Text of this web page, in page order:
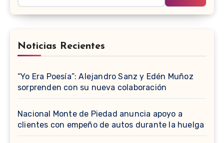
Noticias Recientes
“Yo Era Poesía”: Alejandro Sanz y Edén Muñoz
sorprenden con su nueva colaboración
Nacional Monte de Piedad anuncia apoyo a
clientes con empeño de autos durante la huelga